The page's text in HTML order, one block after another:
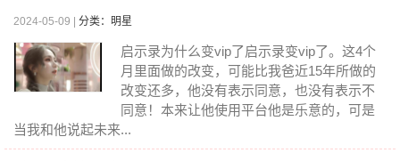
2024-05-09 | 分类：明星
启示录为什么变vip了启示录变vip了。这4个
月里面做的改变，可能比我爸近15年所做的
改变还多，他没有表示同意，也没有表示不
同意！本来让他使用平台他是乐意的，可是
当我和他说起未来...